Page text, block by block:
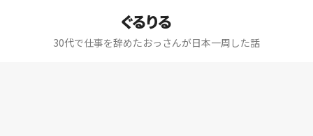
ぐるりる
30代で仕事を辞めたおっさんが日本一周した話